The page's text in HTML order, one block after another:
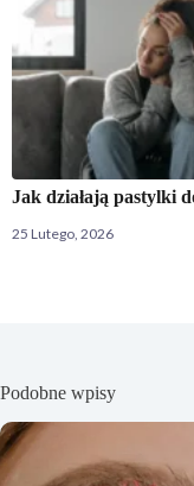
Jak działają pastylki
25 Lutego, 2026
Podobne wpisy